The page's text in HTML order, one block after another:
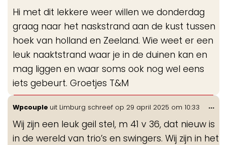
Hi met dit lekkere weer willen we donderdag
graag naar het naskstrand aan de kust tussen
hoek van holland en Zeeland. Wie weet er een
leuk naaktstrand waar je in de duinen kan en
mag liggen en waar soms ook nog wel eens
iets gebeurt. Groetjes T&M
Wpcouple uit Limburg schreef op 29 april 2025 om 10:33
Wij zijn een leuk geil stel, m 41 v 36, dat nieuw is
in de wereld van trio’s en swingers. Wij zijn in het
...